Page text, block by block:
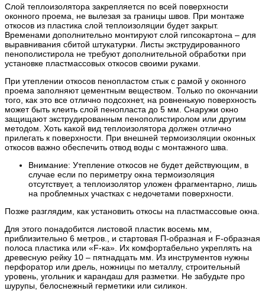
Слой теплоизолятора закрепляется по всей поверхности
оконного проема, не вылезая за границы швов. При монтаже
откосов из пластика слой теплоизоляции будет закрыт.
Временами дополнительно монтируют слой гипсокартона – для
выравнивания сбитой штукатурки. Листы экструдированного
пенополистирола не требуют дополнительной обработки при
установке пластмассовых откосов своими руками.
При утеплении откосов пенопластом стык с рамой у оконного
проема заполняют цементным веществом. Только по окончании
того, как это все отлично подсохнет, на ровненькую поверхность
может быть клеить слой пенопласта до 5 мм. Снаружи окно
защищают экструдированным пенополистиролом или другим
методом. Хоть какой вид теплоизолятора должен отлично
прилегать к поверхности. При внешней термоизоляции оконных
откосов важно обеспечить отвод воды с монтажного шва.
Внимание: Утепление откосов не будет действующим, в
случае если по периметру окна термоизоляция
отсутствует, а теплоизолятор уложен фрагментарно, лишь
на проблемных участках с недочетами поверхности.
Позже разглядим, как установить откосы на пластмассовые окна.
Для этого понадобится листовой пластик восемь мм,
приблизительно 6 метров., и стартовая П-образная и F-образная
полоса пластика или «F-ка». Их комфортабельно укреплять на
древесную рейку 10 – пятнадцать мм. Из инструментов нужны
перфоратор или дрель, ножницы по металлу, строительный
уровень, угольник и карандаш для разметки. Не забудьте про
шурупы, белоснежный герметики или силикон.